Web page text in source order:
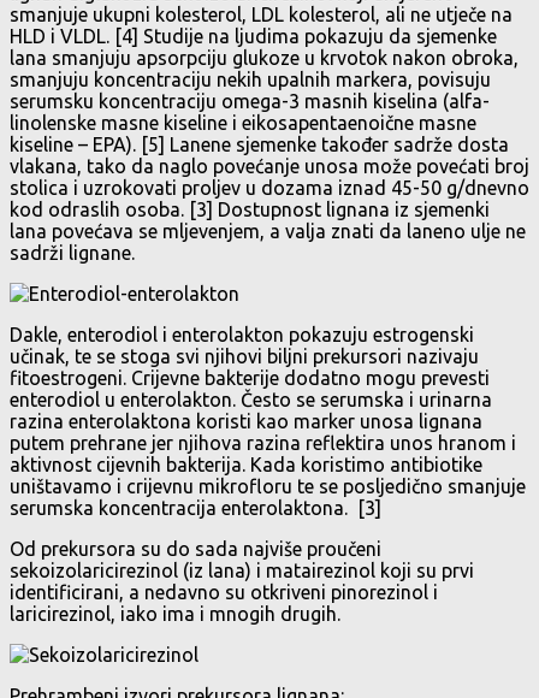
smanjuje ukupni kolesterol, LDL kolesterol, ali ne utječe na
HLD i VLDL. [4] Studije na ljudima pokazuju da sjemenke
lana smanjuju apsorpciju glukoze u krvotok nakon obroka,
smanjuju koncentraciju nekih upalnih markera, povisuju
serumsku koncentraciju omega-3 masnih kiselina (alfa-
linolenske masne kiseline i eikosapentaenoične masne
kiseline – EPA). [5] Lanene sjemenke također sadrže dosta
vlakana, tako da naglo povećanje unosa može povećati broj
stolica i uzrokovati proljev u dozama iznad 45-50 g/dnevno
kod odraslih osoba. [3] Dostupnost lignana iz sjemenki
lana povećava se mljevenjem, a valja znati da laneno ulje ne
sadrži lignane.
Dakle, enterodiol i enterolakton pokazuju estrogenski
učinak, te se stoga svi njihovi biljni prekursori nazivaju
fitoestrogeni. Crijevne bakterije dodatno mogu prevesti
enterodiol u enterolakton. Često se serumska i urinarna
razina enterolaktona koristi kao marker unosa lignana
putem prehrane jer njihova razina reflektira unos hranom i
aktivnost cijevnih bakterija. Kada koristimo antibiotike
uništavamo i crijevnu mikrofloru te se posljedično smanjuje
serumska koncentracija enterolaktona. [3]
Od prekursora su do sada najviše proučeni
sekoizolaricirezinol (iz lana) i matairezinol koji su prvi
identificirani, a nedavno su otkriveni pinorezinol i
laricirezinol, iako ima i mnogih drugih.